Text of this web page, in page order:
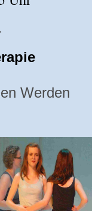
Werden